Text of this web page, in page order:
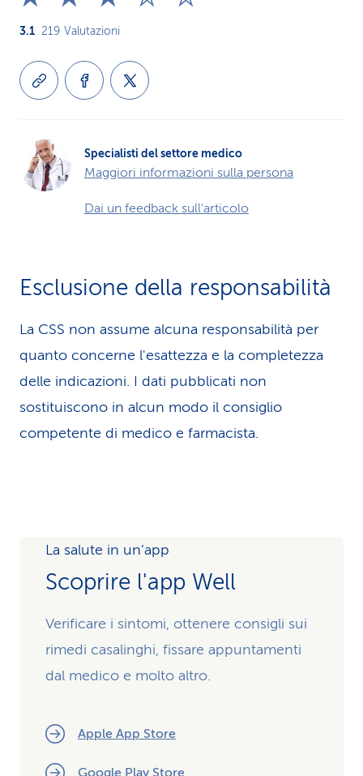
3.1 219 Valutazioni
Specialisti del settore medico
Maggiori informazioni sulla persona
Dai un feedback sull'articolo
Esclusione della responsabilità
La CSS non assume alcuna re­spons­abilità per
quanto concerne l'esattezza e la completezza
delle indicazioni. I dati pubblicati non
sostituiscono in alcun modo il consiglio
competente di medico e farmacista.
La salute in un’app
Scoprire l'app Well
Verificare i sintomi, ottenere consigli sui
rimedi casalinghi, fissare appuntamenti
dal medico e molto altro.
Apple App Store
Google Play Store